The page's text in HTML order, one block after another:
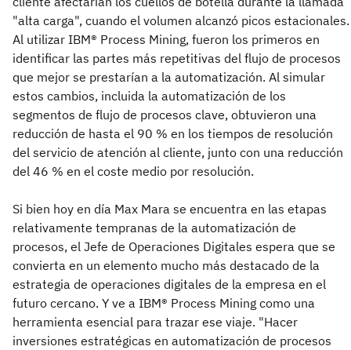
"alta carga", cuando el volumen alcanzó picos estacionales.
Al utilizar IBM® Process Mining, fueron los primeros en
identificar las partes más repetitivas del flujo de procesos
que mejor se prestarían a la automatización. Al simular
estos cambios, incluida la automatización de los
segmentos de flujo de procesos clave, obtuvieron una
reducción de hasta el 90 % en los tiempos de resolución
del servicio de atención al cliente, junto con una reducción
del 46 % en el coste medio por resolución.
Si bien hoy en día Max Mara se encuentra en las etapas
relativamente tempranas de la automatización de
procesos, el Jefe de Operaciones Digitales espera que se
convierta en un elemento mucho más destacado de la
estrategia de operaciones digitales de la empresa en el
futuro cercano. Y ve a IBM® Process Mining como una
herramienta esencial para trazar ese viaje. "Hacer
inversiones estratégicas en automatización de procesos